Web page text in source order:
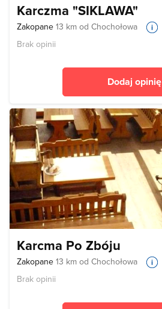
Karczma "SIKLAWA"
Zakopane 13 km od Chochołowa
Brak opinii
Dodaj opinię
Karcma Po Zbóju
Zakopane 13 km od Chochołowa
Brak opinii